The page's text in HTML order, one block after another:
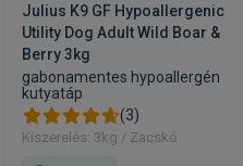
Julius K9 GF Hypoallergenic
Utility Dog Adult Wild Boar &
Berry 3kg
gabonamentes hypoallergén
kutyatáp
(3)
Kiszerelés: 3kg / Zacskó